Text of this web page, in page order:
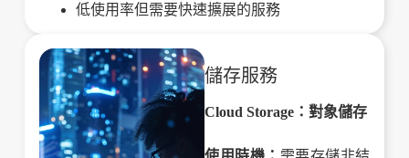
低使用率但需要快速擴展的服務
儲存服務
Cloud Storage：對象儲存